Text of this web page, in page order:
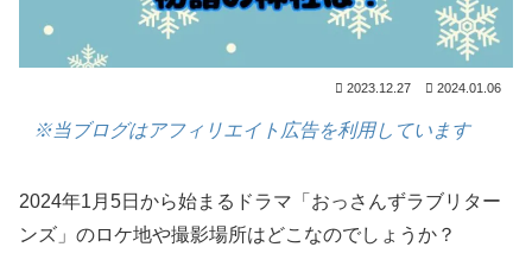
2023.12.27 2024.01.06
※当ブログはアフィリエイト広告を利用しています
2024年1月5日から始まるドラマ「おっさんずラブリター
ンズ」のロケ地や撮影場所はどこなのでしょうか？